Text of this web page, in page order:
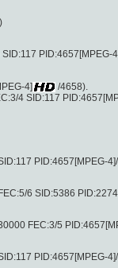
)
PID:4657[MPEG-
4]
/4658).
4 SID:117
PID:4657[MPEG-
6 SID:5386
FEC:3/5
PID:4657[MPEG-